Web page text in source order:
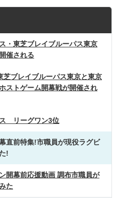
・東芝ブレイブルーパス東京
催される
芝ブレイブルーパス東京と東京
ストゲーム開幕戦が開催され
リーグワン3位
直前特集!市職員が現役ラグビ
!
開幕前応援動画 調布市職員が
た